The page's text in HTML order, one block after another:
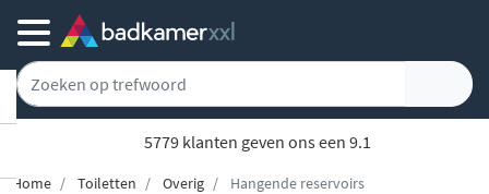
5779 klanten geven ons een 9.1
Home Toiletten Overig Hangende reservoirs